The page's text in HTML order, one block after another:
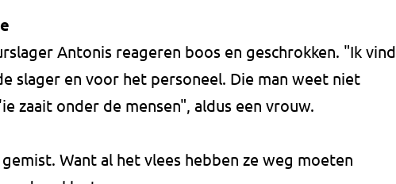
Antonis reageren boos en geschrokken. "Ik vind
slager en voor het personeel. Die man weet niet
zaait onder de mensen", aldus een vrouw.
Want al het vlees hebben ze weg moeten